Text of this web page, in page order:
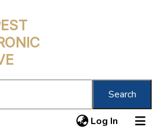
Search
Log In (current)